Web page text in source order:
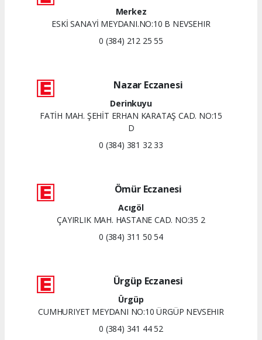
Merkez
ESKİ SANAYİ MEYDANI.NO:10 B NEVSEHIR
0 (384) 212 25 55
Nazar Eczanesi
Derinkuyu
FATİH MAH. ŞEHİT ERHAN KARATAŞ CAD. NO:15
D
0 (384) 381 32 33
Ömür Eczanesi
Acıgöl
ÇAYIRLIK MAH. HASTANE CAD. NO:35 2
0 (384) 311 50 54
Ürgüp Eczanesi
Ürgüp
CUMHURIYET MEYDANI NO:10 ÜRGÜP NEVSEHIR
0 (384) 341 44 52